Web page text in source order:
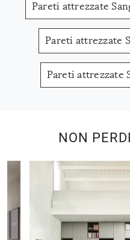
Pareti attrezzate
Pareti attrezzate
Pareti attrezzate
NON